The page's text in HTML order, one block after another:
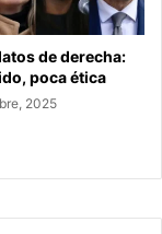
de derecha:
poca ética
2025